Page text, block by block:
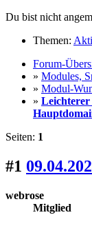
Du bist nicht
Themen:
Forum-
» Modules,
» Modul-
» Leichterer
Seiten: 1
#1
webrose
Mitglied